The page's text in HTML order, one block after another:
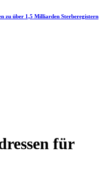
zu über 1,5 Milliarden Sterberegistern
für